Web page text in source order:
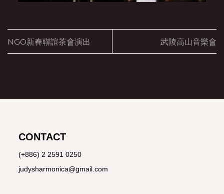
NGO新春聯誼茶會演出 武陵高山音樂會
CONTACT
(+886) 2 2591 0250
judysharmonica@gmail.com